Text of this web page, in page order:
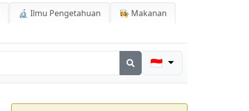
🔬 Ilmu Pengetahuan
👩‍🍳 Makanan
🇮🇩